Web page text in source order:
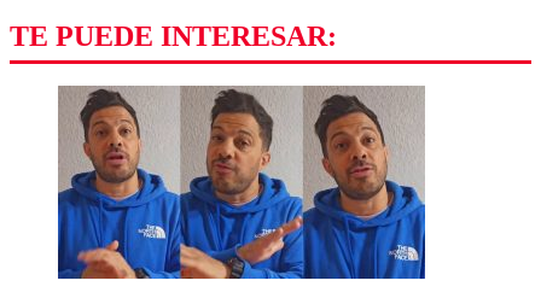
TE PUEDE INTERESAR: